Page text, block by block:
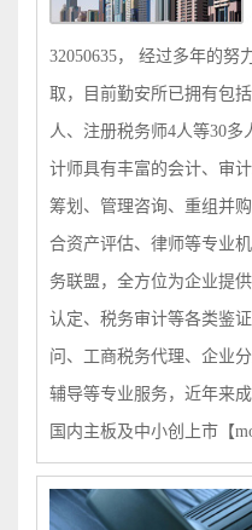
32050635， 经过多年的努
取，目前勤安所已拥有包
人、注册税务师4人等30
计师具有丰富的会计、审
筹划、管理咨询、重组并
合资产评估、律师等专业
务联盟，全方位为企业提
认定、税务审计等各类鉴
问、工商税务代理、企业
辅导等专业服务，近年来
国内主板及中小创上市 【